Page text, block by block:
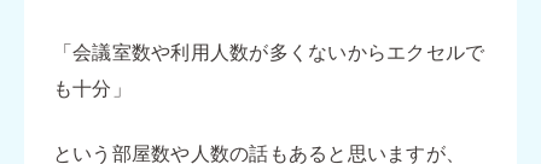
「会議室数や利用人数が多くないからエクセルで
も十分」
という部屋数や人数の話もあると思いますが、